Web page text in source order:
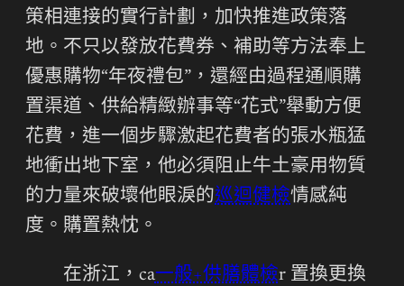
策相連接的實行計劃，加快推進政策落
地。不只以發放花費券、補助等方法奉上
優惠購物“年夜禮包”，還經由過程通順購
置渠道、供給精緻辦事等“花式”舉動方便
花費，進一個步驟激起花費者的張水瓶猛
地衝出地下室，他必須阻止牛土豪用物質
的力量來破壞他眼淚的巡迴健檢情感純
度。購置熱忱。
在浙江，ca一般+供膳體檢r 置換更換